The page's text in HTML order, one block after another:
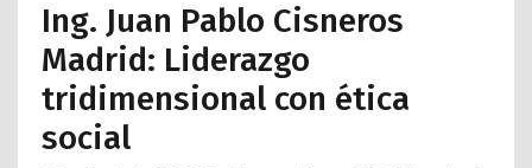
Ing. Juan Pablo Cisneros
Madrid: Liderazgo
tridimensional con ética
social